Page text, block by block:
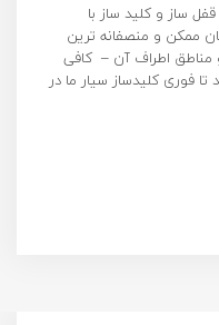
ساز و کلید ساز با
ممکن و منصفانه ترین
مناطق اطراف آن – کافی
تماس بگیرید تا فوری کلیدساز سیار ما در